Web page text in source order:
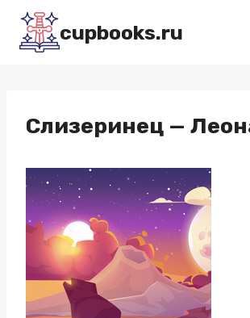
Перейти
содержимому
cupbooks.ru
Слизеринец —